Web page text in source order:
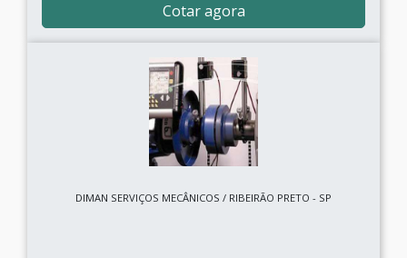
Cotar agora
DIMAN SERVIÇOS MECÂNICOS / RIBEIRÃO PRETO - SP